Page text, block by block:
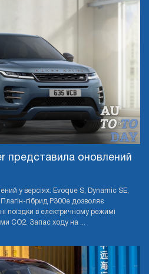
представила оновлений
у версіях: Evoque S, Dynamic SE,
гібрид P300e дозволяє
поїздки в електричному режимі
CO2. Запас ходу на ...